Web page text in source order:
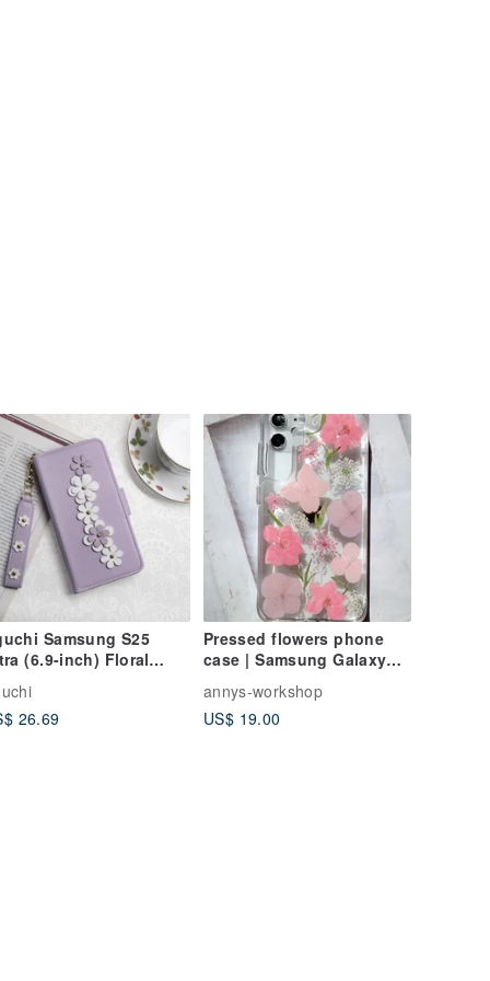
Samsung S25
(6.9-inch) Floral
- Soft Purple
26.69
Pressed flowers phone
case | Samsung Galaxy
annys-workshop
US$ 19.00